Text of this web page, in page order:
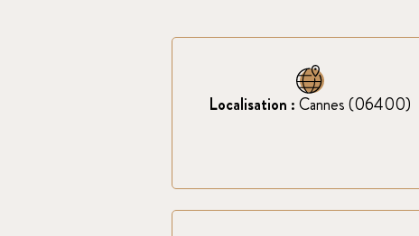
Localisation :Cannes (06400)